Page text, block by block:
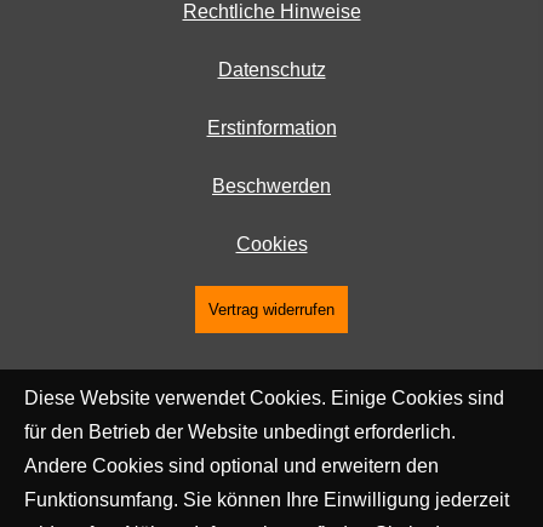
Rechtliche Hinweise
Datenschutz
Erstinformation
Beschwerden
Cookies
Vertrag widerrufen
Diese Website verwendet Cookies. Einige Cookies sind
für den Betrieb der Website unbedingt erforderlich.
Andere Cookies sind optional und erweitern den
Funktionsumfang. Sie können Ihre Einwilligung jederzeit